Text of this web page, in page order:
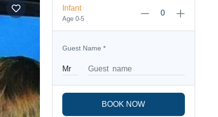
Infant
Age 0-5
Guest Name *
BOOK NOW